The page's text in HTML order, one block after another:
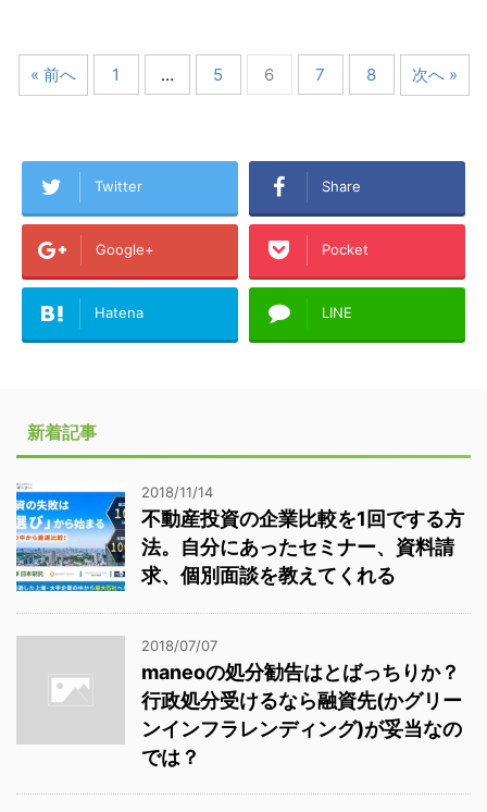
« 前へ 1 … 5 6 7 8 次へ »
Twitter Share
Google+ Pocket
Hatena LINE
新着記事
2018/11/14
不動産投資の企業比較を1回でする方
法。自分にあったセミナー、資料請
求、個別面談を教えてくれる
2018/07/07
maneoの処分勧告はとばっちりか？
行政処分受けるなら融資先(かグリー
ンインフラレンディング)が妥当なの
では？